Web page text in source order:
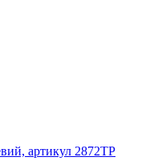
артикул 2872ТР